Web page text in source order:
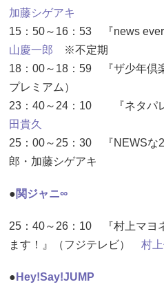
加藤シゲアキ
15：50～16：53 『news
山慶一郎 ※不定期
18：00～18：59 『ザ少年倶
プレミアム）
23：40～24：10 『ネタパ
田貴久
25：00～25：30 『NEWSな
郎・加藤シゲアキ
●関ジャニ∞
25：40～26：10 『村上マヨ
ます！』（フジテレビ） 村
● Hey!Say!JUMP